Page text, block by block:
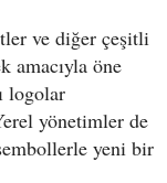
ve diğer çeşitli
amacıyla öne
logolar
yönetimler de
yeni bir